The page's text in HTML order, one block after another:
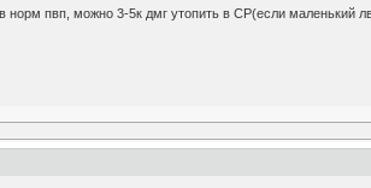
норм пвп, можно 3-5к дмг утопить в СР(если маленький